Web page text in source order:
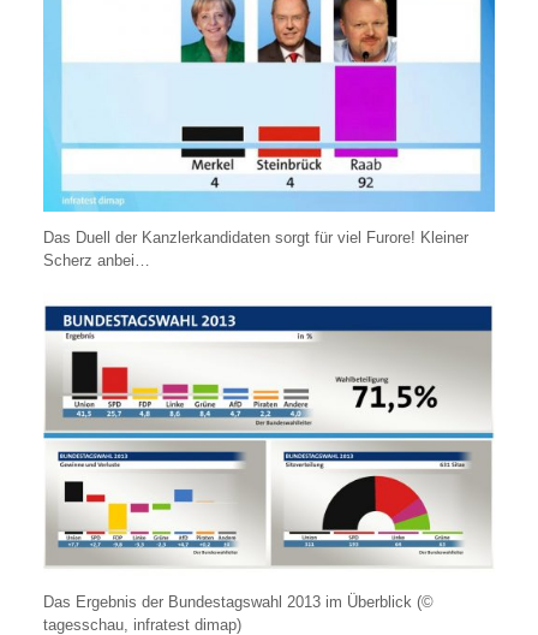
Das Duell der Kanzlerkandidaten sorgt für viel Furore! Kleiner
Scherz anbei…
Das Ergebnis der Bundestagswahl 2013 im Überblick (©
tagesschau, infratest dimap)